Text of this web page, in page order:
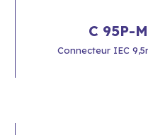
C 95P-M
Connecteur IEC